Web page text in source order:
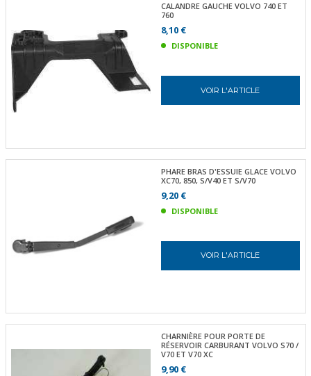
CALANDRE GAUCHE VOLVO 740 ET
760
8,10 €
DISPONIBLE
VOIR L'ARTICLE
PHARE BRAS D'ESSUIE GLACE VOLVO
XC70, 850, S/V40 ET S/V70
9,20 €
DISPONIBLE
VOIR L'ARTICLE
CHARNIÈRE POUR PORTE DE
RÉSERVOIR CARBURANT VOLVO S70 /
V70 ET V70 XC
9,90 €